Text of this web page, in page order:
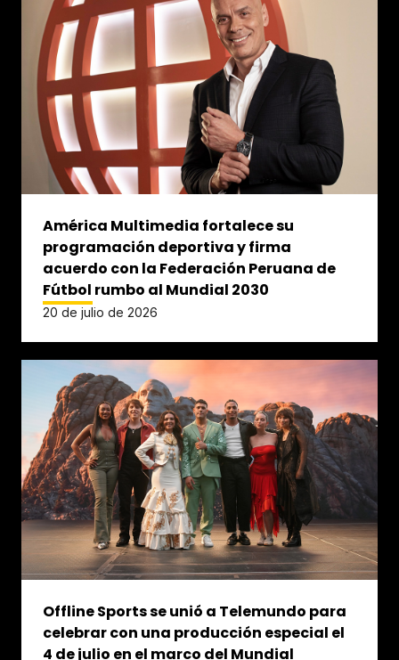
América Multimedia fortalece su
programación deportiva y firma
acuerdo con la Federación Peruana de
Fútbol rumbo al Mundial 2030
20 de julio de 2026
Offline Sports se unió a Telemundo para
celebrar con una producción especial el
4 de julio en el marco del Mundial